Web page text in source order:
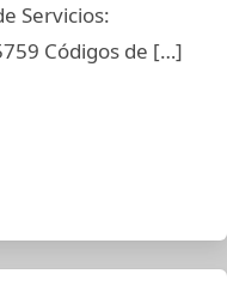
Servicios:
Códigos de […]